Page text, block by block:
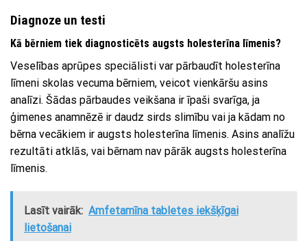
Diagnoze un testi
Kā bērniem tiek diagnosticēts augsts holesterīna līmenis?
Veselības aprūpes speciālisti var pārbaudīt holesterīna
līmeni skolas vecuma bērniem, veicot vienkāršu asins
analīzi. Šādas pārbaudes veikšana ir īpaši svarīga, ja
ģimenes anamnēzē ir daudz sirds slimību vai ja kādam no
bērna vecākiem ir augsts holesterīna līmenis. Asins analīžu
rezultāti atklās, vai bērnam nav pārāk augsts holesterīna
līmenis.
Lasīt vairāk: Amfetamīna tabletes iekšķīgai
lietošanai